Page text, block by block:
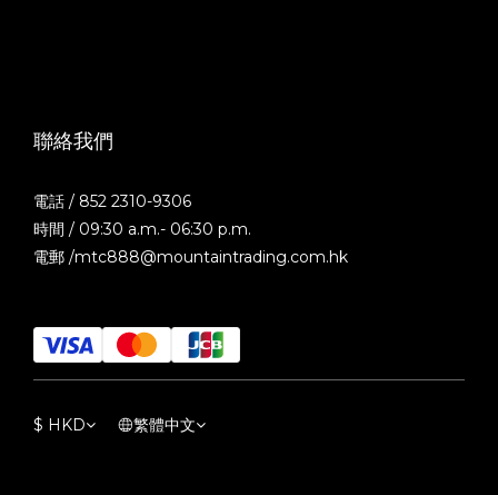
聯絡我們
電話 / 852 2310-9306
時間 / 09:30 a.m.- 06:30 p.m.
電郵 /mtc888@mountaintrading.com.hk
$ HKD 繁體中文